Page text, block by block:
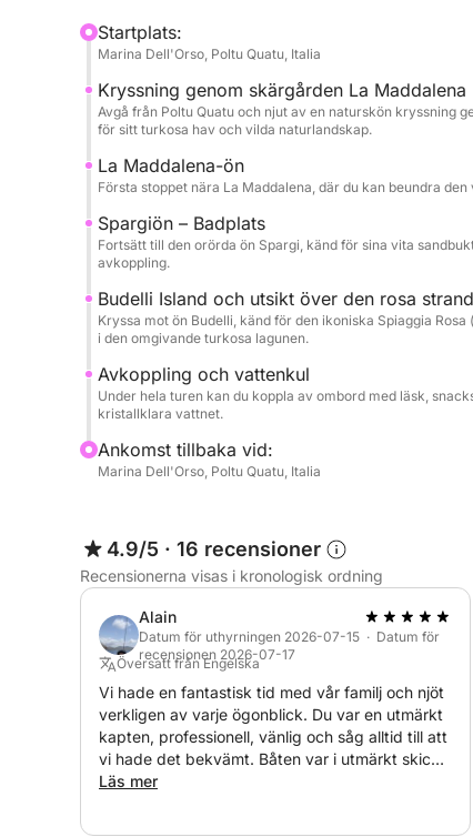
Under hela upplevelsen kan du koppla av
flaska vin, och utforska det kristallklara
upplevelse i havet.
Denna heldagskryssning är perfekt för att
kombinerar avkoppling, bad och hisnande
Startplats:
Marina Dell'Orso, Poltu Quatu, Italia
Kryssning genom skärgården La Maddalena
Avgå från Poltu Quatu och njut av en naturskön kryssning
för sitt turkosa hav och vilda naturlandskap.
La Maddalena-ön
Första stoppet nära La Maddalena, där du kan beundra
Spargiön – Badplats
Fortsätt till den orörda ön Spargi, känd för sina vita
avkoppling.
Budelli Island och utsikt över den rosa
Kryssa mot ön Budelli, känd för den ikoniska Spiaggia
i den omgivande turkosa lagunen.
Avkoppling och vattenkul
Under hela turen kan du koppla av ombord med läsk,
kristallklara vattnet.
Ankomst tillbaka vid:
Marina Dell'Orso, Poltu Quatu, Italia
4.9/5 · 16 recensioner
Recensionerna visas i kronologisk ordning
Alain
Datum för uthyrningen 2026-07-15 · Datum för
recensionen 2026-07-17
Översatt från Engelska
Vi hade en fantastisk tid med vår familj och njöt
verkligen av varje ögonblick. Du var en utmärkt
kapten, professionell, vänlig och såg alltid till att
vi hade det bekvämt. Båten var i utmärkt skick,
lunchen var fantastisk och platserna du valde
Läs mer